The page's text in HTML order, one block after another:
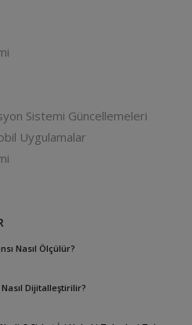
Sistemi Güncellemeleri
Uygulamalar
Nasıl Ölçülür?
Dijitalleştirilir?